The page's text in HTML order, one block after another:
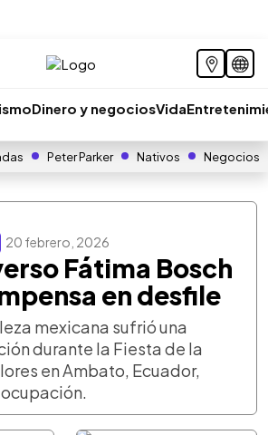
Dinero y negociosVida
Peter Parker Nativos Negocios
20 febrero, 2026
Fátima Bosch
en desfile
mexicana sufrió una
durante la Fiesta de la
en Ambato, Ecuador,